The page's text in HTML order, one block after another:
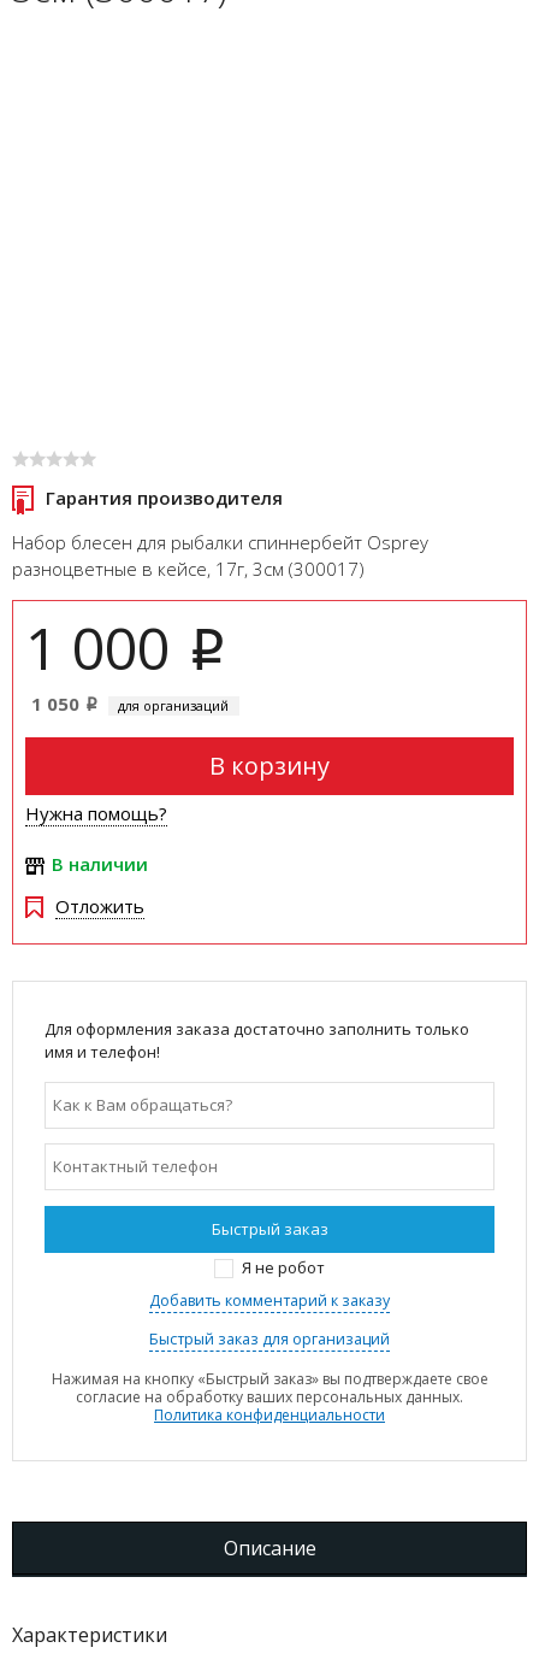
Гарантия производителя
Набор блесен для рыбалки спиннербейт Osprey
разноцветные в кейсе, 17г, 3см (300017)
1 000 i
1 050 i для организаций
В корзину
Нужна помощь?
В наличии
Отложить
Для оформления заказа достаточно заполнить только
имя и телефон!
Я не робот
Добавить комментарий к заказу
Быстрый заказ для организаций
Нажимая на кнопку «Быстрый заказ» вы подтверждаете свое
согласие на обработку ваших персональных данных.
Политика конфиденциальности
Описание
Характеристики